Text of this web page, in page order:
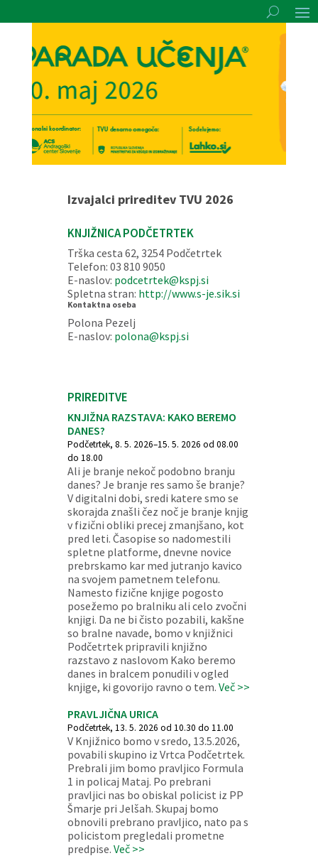
Izvajalci prireditev TVU 2026
KNJIŽNICA PODČETRTEK
Trška cesta 62, 3254 Podčetrtek
Telefon: 03 810 9050
E-naslov: podcetrtek@kspj.si
Spletna stran: http://www.s-je.sik.si
Kontaktna oseba
Polona Pezelj
E-naslov: polona@kspj.si
PRIREDITVE
KNJIŽNA RAZSTAVA: KAKO BEREMO
DANES?
Podčetrtek, 8. 5. 2026–15. 5. 2026 od 08.00
do 18.00
Ali je branje nekoč podobno branju
danes? Je branje res samo še branje?
V digitalni dobi, sredi katere smo se
skorajda znašli čez noč je branje knjig
v fizični obliki precej zmanjšano, kot
pred leti. Časopise so nadomestili
spletne platforme, dnevne novice
prebrskamo kar med jutranjo kavico
na svojem pametnem telefonu.
Namesto fizične knjige pogosto
posežemo po bralniku ali celo zvočni
knjigi. Da ne bi čisto pozabili, kakšne
so bralne navade, bomo v knjižnici
Podčetrtek pripravili knjižno
razstavo z naslovom Kako beremo
danes in bralcem ponudili v ogled
knjige, ki govorijo ravno o tem. Več >>
PRAVLJIČNA URICA
Podčetrtek, 13. 5. 2026 od 10.30 do 11.00
V Knjižnico bomo v sredo, 13.5.2026,
povabili skupino iz Vrtca Podčetrtek.
Prebrali jim bomo pravljico Formula
1 in policaj Mataj. Po prebrani
pravljici nas bo obiskal policist iz PP
Šmarje pri Jelšah. Skupaj bomo
obnovili prebrano pravljico, nato pa s
policistom pregledali prometne
predpise. Več >>